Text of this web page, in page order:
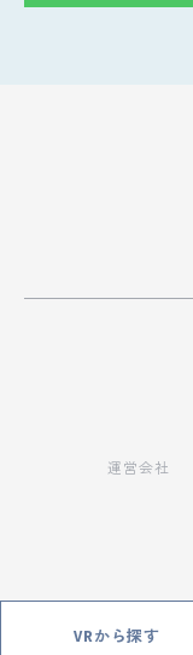
運営会社
VRから探す